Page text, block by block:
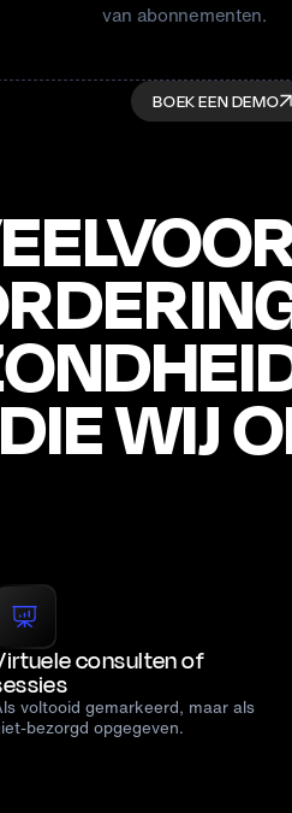
van abonnementen.
BOEK EEN DEMO
DIE WIJ
consulten of
voltooid gemarkeerd, maar als
bezorgd opgegeven.